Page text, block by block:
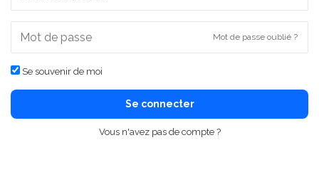
Mot de passe oublié ?
Se souvenir de moi
Se connecter
Vous n'avez pas de compte ?